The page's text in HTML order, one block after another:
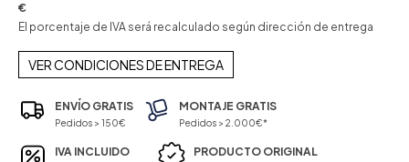
€
El porcentaje de IVA será recalculado según dirección de entrega
VER CONDICIONES DE ENTREGA
ENVÍO GRATIS
Pedidos > 150€
MONTAJE GRATIS
Pedidos > 2.000€*
IVA INCLUIDO PRODUCTO ORIGINAL